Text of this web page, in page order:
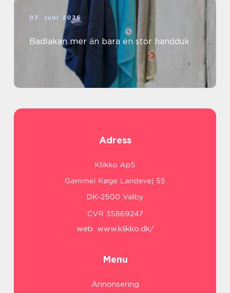
07. juni 2026
Badlakan mer än bara en stor handduk
Adress
web: www.klikko.dk/
Menu
Annonsering